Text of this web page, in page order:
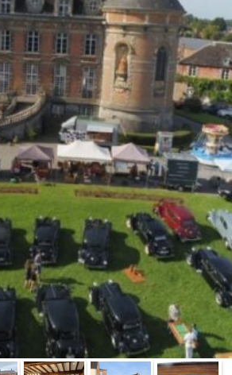
Notre local
La Boutique
Les pièces
L’assurance
Liens
La Revue
Les salons
La traction
La Traction des
membres
Bibliographie
Présentation 7
Présentation 11
Présentation 15 six
Evolution 7 et 11 -
1934/1941